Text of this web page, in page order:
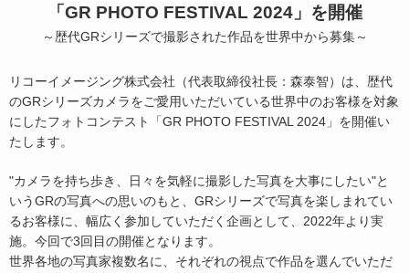
「GR PHOTO FESTIVAL 2024」を開催
～歴代GRシリーズで撮影された作品を世界中から募集～
リコーイメージング株式会社（代表取締役社長：森泰智）は、歴代
のGRシリーズカメラをご愛用いただいている世界中のお客様を対象
にしたフォトコンテスト「GR PHOTO FESTIVAL 2024」を開催い
たします。
"カメラを持ち歩き、日々を気軽に撮影した写真を大事にしたい"と
いうGRの写真への思いのもと、GRシリーズで写真を楽しまれてい
るお客様に、幅広く参加していただく企画として、2022年より実
施。今回で3回目の開催となります。
世界各地の写真家複数名に、それぞれの視点で作品を選んでいただ